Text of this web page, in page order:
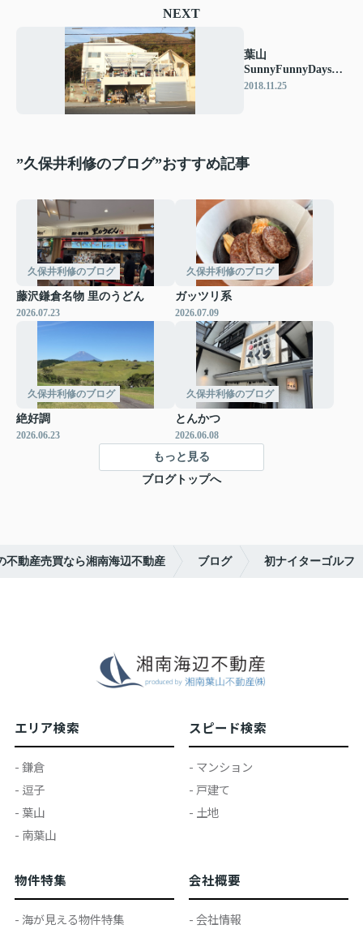
NEXT
葉山
SunnyFunnyDaysの
イベントにお邪魔し
2018.11.25
”久保井利修のブログ”おすすめ記事
久保井利修のブログ
藤沢鎌倉名物 里のうどん
2026.07.23
久保井利修のブログ
ガッツリ系
2026.07.09
久保井利修のブログ
絶好調
2026.06.23
久保井利修のブログ
とんかつ
2026.06.08
もっと見る
ブログトップへ
不動産売買なら湘南海辺不動産 ブログ 初ナイターゴルフ
エリア検索
- 鎌倉
- 逗子
- 葉山
- 南葉山
スピード検索
- マンション
- 戸建て
- 土地
物件特集
- 海が見える物件特集
会社概要
- 会社情報